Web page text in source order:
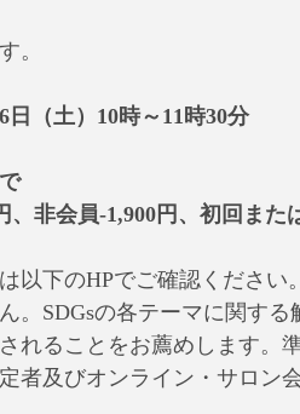
。
日（土）10時～11時30分
、非会員-1,900円、初回また
以下のHPでご確認くださ
。SDGsの各テーマに関す
れることをお薦めします。
者及びオンライン・サロン